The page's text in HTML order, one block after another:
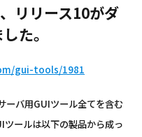
リリース10がダ
た。
gui-tools/1981
ーバ用GUIツール全てを含む
ールは以下の製品から成っ